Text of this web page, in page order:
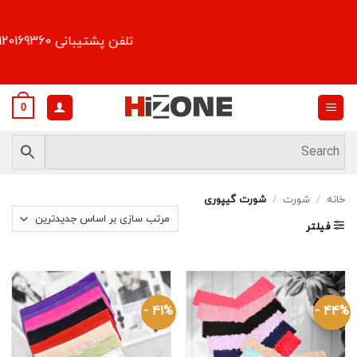
تلفن پشتیبانی 09120169360
0
خانه / شورت / شورت گیپوری
فیلتر
44% -
41% -